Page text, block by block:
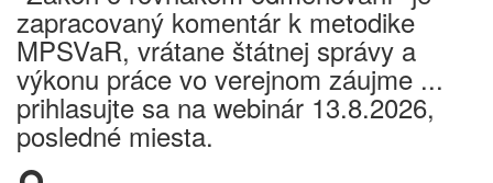
zapracovaný komentár k metodike
MPSVaR, vrátane štátnej správy a
výkonu práce vo verejnom záujme ...
prihlasujte sa na webinár 13.8.2026,
posledné miesta.